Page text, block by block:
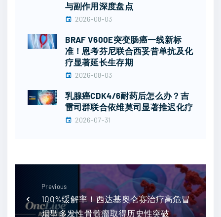
与副作用深度盘点
2026-08-03
BRAF V600E突变肠癌一线新标
准！恩考芬尼联合西妥昔单抗及化
疗显著延长生存期
2026-08-03
乳腺癌CDK4/6耐药后怎么办？吉
雷司群联合依维莫司显著推迟化疗
2026-07-31
Previous
100%缓解率！西达基奥仑赛治疗高危冒
烟型多发性骨髓瘤取得历史性突破